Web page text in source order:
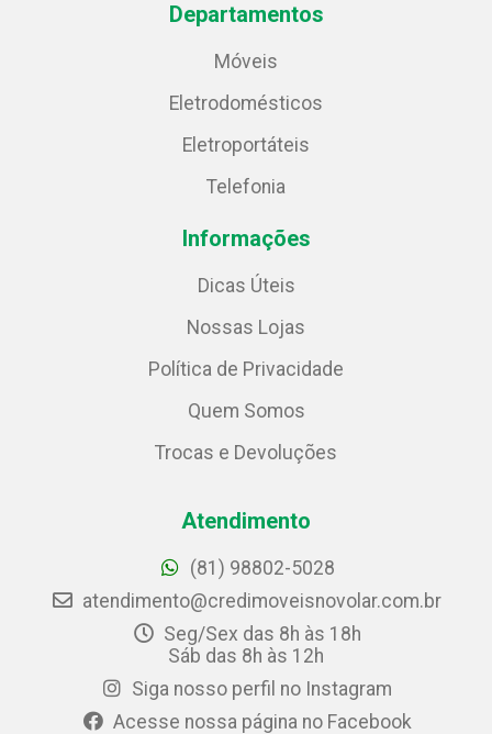
Departamentos
Móveis
Eletrodomésticos
Eletroportáteis
Telefonia
Informações
Dicas Úteis
Nossas Lojas
Política de Privacidade
Quem Somos
Trocas e Devoluções
Atendimento
(81) 98802-5028
atendimento@credimoveisnovolar.com.br
Seg/Sex das 8h às 18h
Sáb das 8h às 12h
Siga nosso perfil no Instagram
Acesse nossa página no Facebook